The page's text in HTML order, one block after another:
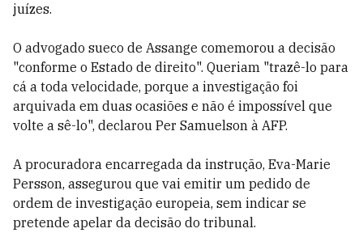
juízes.
O advogado sueco de Assange comemorou a decisão
"conforme o Estado de direito". Queriam "trazê-lo para
cá a toda velocidade, porque a investigação foi
arquivada em duas ocasiões e não é impossível que
volte a sê-lo", declarou Per Samuelson à AFP.
A procuradora encarregada da instrução, Eva-Marie
Persson, assegurou que vai emitir um pedido de
ordem de investigação europeia, sem indicar se
pretende apelar da decisão do tribunal.